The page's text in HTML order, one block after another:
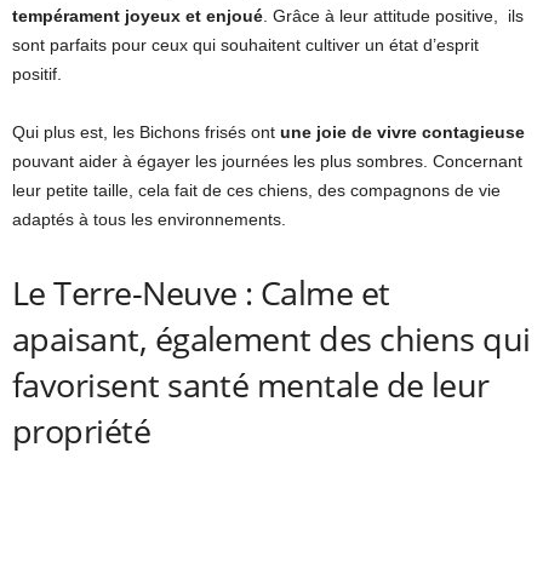
tempérament joyeux et enjoué . Grâce à leur attitude positive, ils
sont parfaits pour ceux qui souhaitent cultiver un état d’esprit
positif.
Qui plus est, les Bichons frisés ont une joie de vivre contagieuse
pouvant aider à égayer les journées les plus sombres. Concernant
leur petite taille, cela fait de ces chiens, des compagnons de vie
adaptés à tous les environnements.
Le Terre-Neuve : Calme et
apaisant, également des chiens qui
favorisent santé mentale de leur
propriété